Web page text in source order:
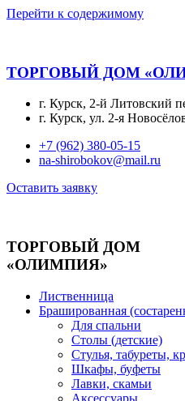
Перейти к содержимому
ТОРГОВЫЙ ДОМ
г. Курск, 2-й Литовский
г. Курск, ул. 2-я
+7 (962) 380-05-15
na-shirobokov@mail.ru
Оставить заявку
ТОРГОВЫЙ ДОМ
«ОЛИМПИЯ»
Лиственница
Брашированная
Для спальни
Столы (детские)
Стулья, табуреты,
Шкафы, буфеты
Лавки, скамьи
Аксессуары